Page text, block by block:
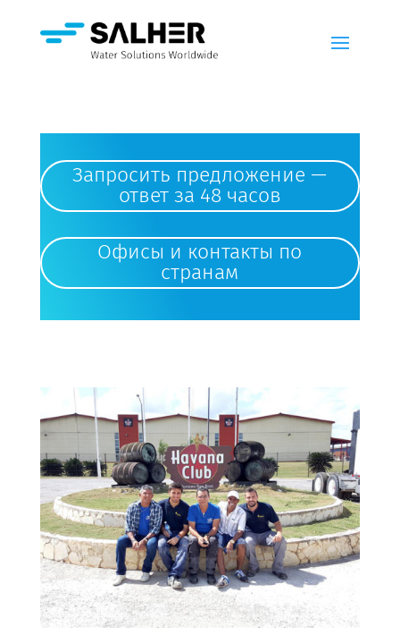
Запросить предложение —
ответ за 48 часов
Офисы и контакты по
странам